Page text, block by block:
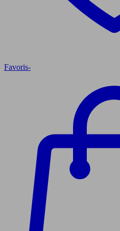
Favoris-